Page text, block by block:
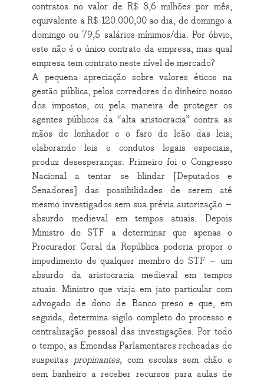
contratos no valor de R$ 3,6 milhões por mês,
equivalente a R$ 120.000,00 ao dia, de domingo a
domingo ou 79,5 salários-mínimos/dia. Por óbvio,
este não é o único contrato da empresa, mas qual
empresa tem contrato neste nível de mercado?
A pequena apreciação sobre valores éticos na
gestão pública, pelos corredores do dinheiro nosso
dos impostos, ou pela maneira de proteger os
agentes públicos da “alta aristocracia” contra as
mãos de lenhador e o faro de leão das leis,
elaborando leis e condutos legais especiais,
produz desesperanças. Primeiro foi o Congresso
Nacional a tentar se blindar [Deputados e
Senadores] das possibilidades de serem até
mesmo investigados sem sua prévia autorização –
absurdo medieval em tempos atuais. Depois
Ministro do STF a determinar que apenas o
Procurador Geral da República poderia propor o
impedimento de qualquer membro do STF – um
absurdo da aristocracia medieval em tempos
atuais. Ministro que viaja em jato particular com
advogado de dono de Banco preso e que, em
seguida, determina sigilo completo do processo e
centralização pessoal das investigações. Por todo
o tempo, as Emendas Parlamentares recheadas de
suspeitas propinantes, com escolas sem chão e
sem banheiro a receber recursos para aulas de